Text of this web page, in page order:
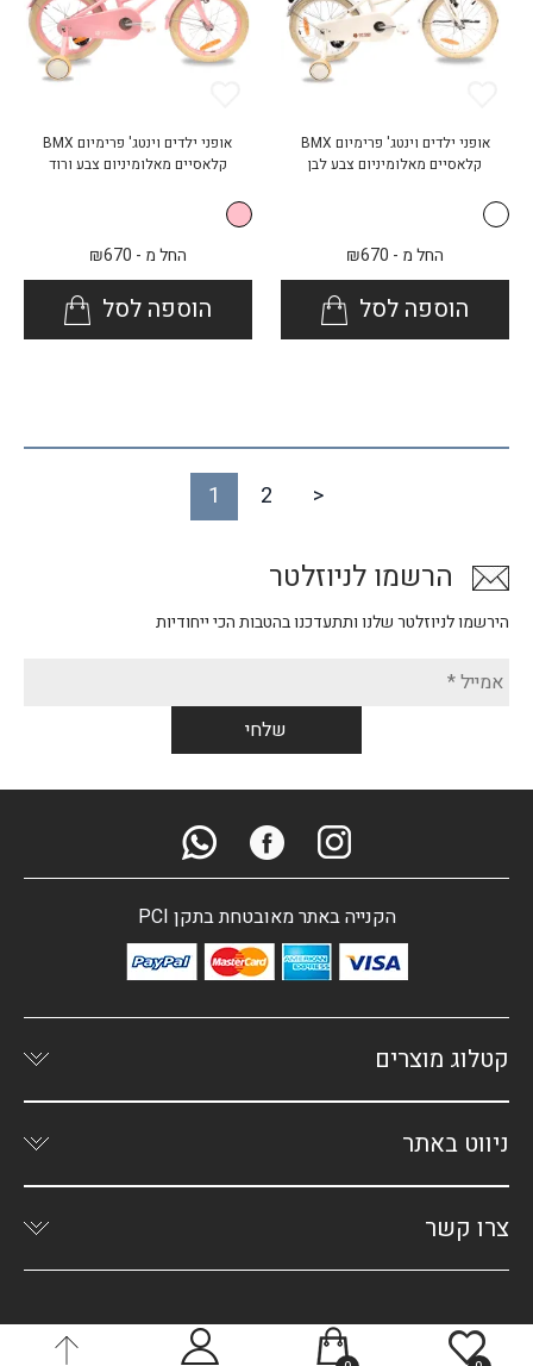
אופני ילדים וינטג' פרימיום BMX
קלאסיים מאלומיניום צבע לבן
החל מ - ₪670
הוספה לסל
אופני ילדים וינטג' פרימיום BMX
קלאסיים מאלומיניום צבע ורוד
החל מ - ₪670
הוספה לסל
1 2 >
הרשמו לניוזלטר
הירשמו לניוזלטר שלנו ותתעדכנו בהטבות הכי ייחודיות
הקנייה באתר מאובטחת בתקן PCI
קטלוג מוצרים
ניווט באתר
צרו קשר